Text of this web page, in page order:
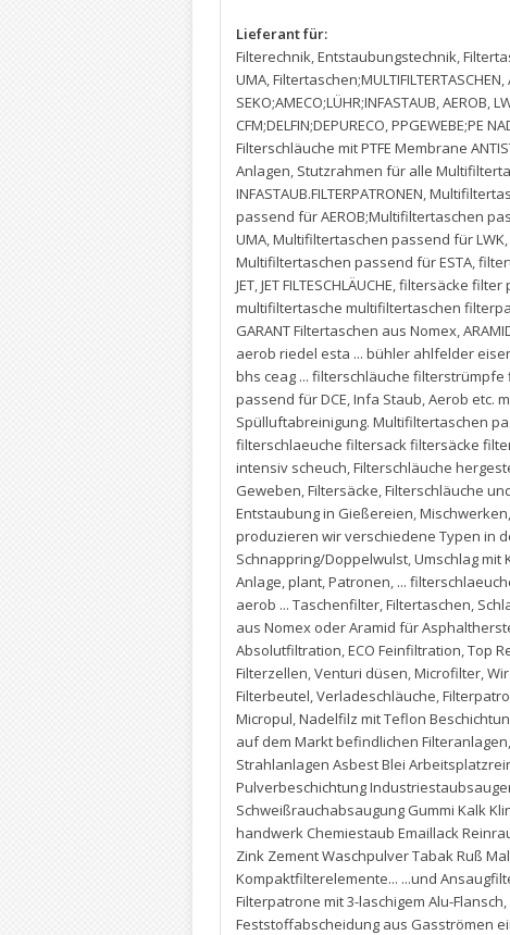
Lieferant für:
Filterechnik,Entstaubungstechnik,
UMA,Filtertaschen;MULTIFILTERTASCHEN,
SEKO;AMECO;LÜHR;INFASTAUB,AEROB,
CFM;DELFIN;DEPURECO,PPGEWEBE;PE
Filterschläuche mit PTFE Membrane
Anlagen, Stutzrahmen für alle
INFASTAUB.FILTERPATRONEN,
passend für AEROB;Multifiltertaschen
UMA,Multifiltertaschen passend für LWK,
Multifiltertaschen passend für ESTA,
JET,JET FILTESCHLÄUCHE,filtersäcke filter
multifiltertasche multifiltertaschen
GARANT Filtertaschen aus Nomex,
aerob riedel esta ... bühler ahlfelder
bhs ceag ... filterschläuche
passend für DCE,Infa Staub,Aerob etc.
Spülluftabreinigung. Multifiltertaschen
filterschlaeuche filtersack filtersäcke
intensiv scheuch,Filterschläuche
Geweben,Filtersäcke,Filterschläuche
Entstaubung in Gießereien,Mischwerken,
produzieren wir verschiedene Typen in
Schnappring/Doppelwulst,Umschlag mit
Anlage,plant,Patronen, ...
aerob ... Taschenfilter,Filtertaschen,
aus Nomex oder Aramid für
Absolutfiltration,ECO Feinfiltration,Top
Filterzellen,Venturi düsen,Microfilter,
Filterbeutel,Verladeschläuche,
Micropul,Nadelfilz mit Teflon
auf dem Markt befindlichen Filteranlagen,
Strahlanlagen Asbest Blei
Pulverbeschichtung
Schweißrauchabsaugung Gummi Kalk
handwerk Chemiestaub Emaillack
Zink Zement Waschpulver Tabak Ruß
Kompaktfilterelemente... ...und
Filterpatrone mit 3-laschigem Alu-Flansch,
Feststoffabscheidung aus Gasströmen